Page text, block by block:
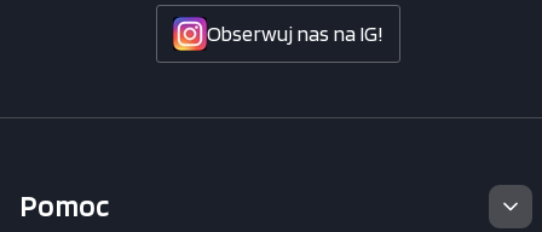
Obserwuj nas na IG!
Linki w stopce
Pomoc